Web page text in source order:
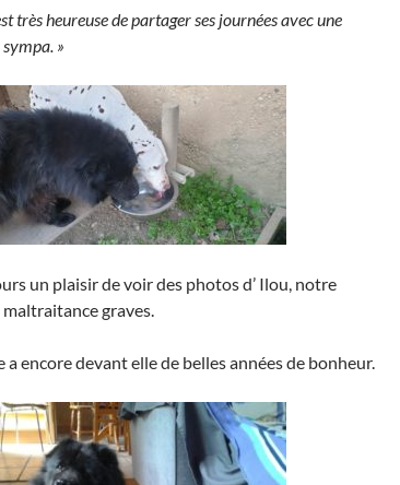
très heureuse de partager ses journées avec une
»
un plaisir de voir des photos d’ Ilou, notre
graves.
a encore devant elle de belles années de bonheur.